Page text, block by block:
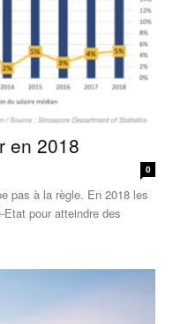
en 2018
0
pas à la règle. En 2018 les
pour atteindre des